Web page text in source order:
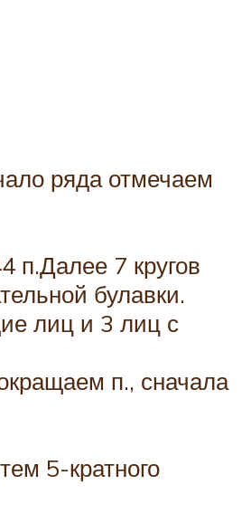
ряда отмечаем
п.Далее 7 кругов
булавки.
лиц и 3 лиц с
п., сначала
5-кратного